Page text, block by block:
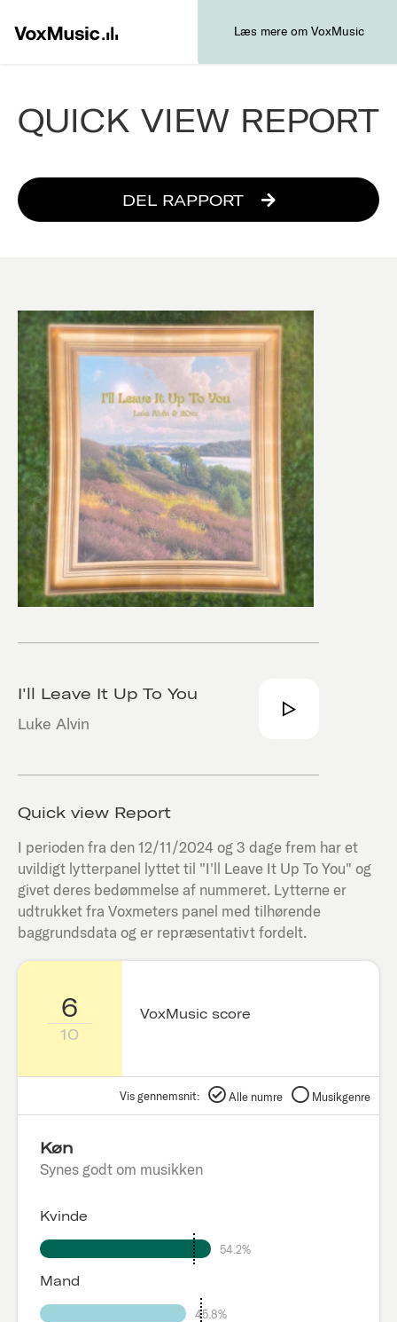
Læs mere om VoxMusic
QUICK VIEW REPORT
DEL RAPPORT
I'll Leave It Up To You
Luke Alvin
Quick view Report
I perioden fra den12/11/2024og 3 dage frem har et
uvildigt lytterpanel lyttet til "I'll Leave It Up To You" og
givet deres bedømmelse af nummeret. Lytterne er
udtrukket fra Voxmeters panel med tilhørende
baggrundsdata og er repræsentativt fordelt.
6
10
VoxMusic score
Vis gennemsnit: Alle numre Musikgenre
Køn
Synes godt om musikken
Kvinde
54.2%
Mand
45.8%